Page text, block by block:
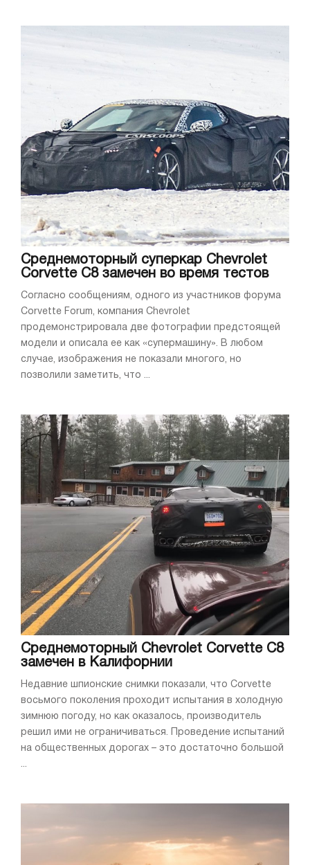
Среднемоторный суперкар Chevrolet
Corvette C8 замечен во время тестов
Согласно сообщениям, одного из участников форума
Corvette Forum, компания Chevrolet
продемонстрировала две фотографии предстоящей
модели и описала ее как «супермашину». В любом
случае, изображения не показали многого, но
позволили заметить, что ...
Среднемоторный Chevrolet Corvette C8
замечен в Калифорнии
Недавние шпионские снимки показали, что Corvette
восьмого поколения проходит испытания в холодную
зимнюю погоду, но как оказалось, производитель
решил ими не ограничиваться. Проведение испытаний
на общественных дорогах – это достаточно большой
...